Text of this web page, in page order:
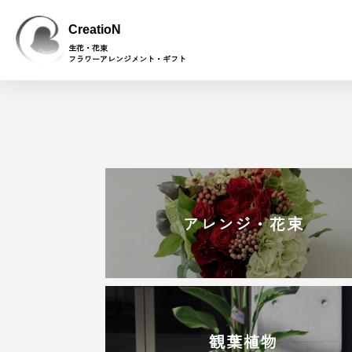
CreatioN
生花・花束
フラワーアレンジメント・ギフト
アレンジ・花束
観葉植物